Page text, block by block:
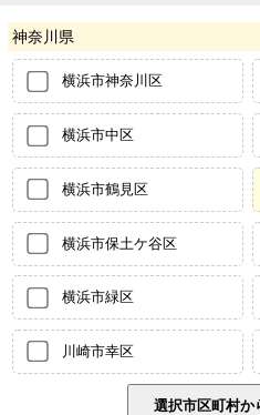
神奈川県
横浜市神奈川区
横浜市中区
横浜市鶴見区
横浜市保土ケ谷区
横浜市緑区
川崎市幸区